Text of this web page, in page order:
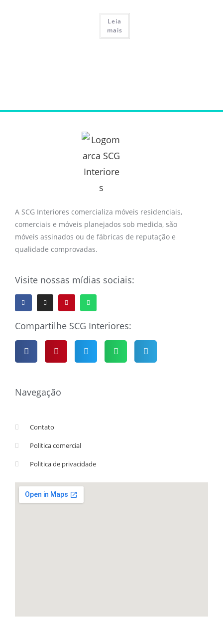
Leia
mais
A SCG Interiores comercializa móveis residenciais,
comerciais e móveis planejados sob medida, são
móveis assinados ou de fábricas de reputação e
qualidade comprovadas.
Visite nossas mídias sociais:
Compartilhe SCG Interiores:
Navegação
Contato
Politica comercial
Politica de privacidade